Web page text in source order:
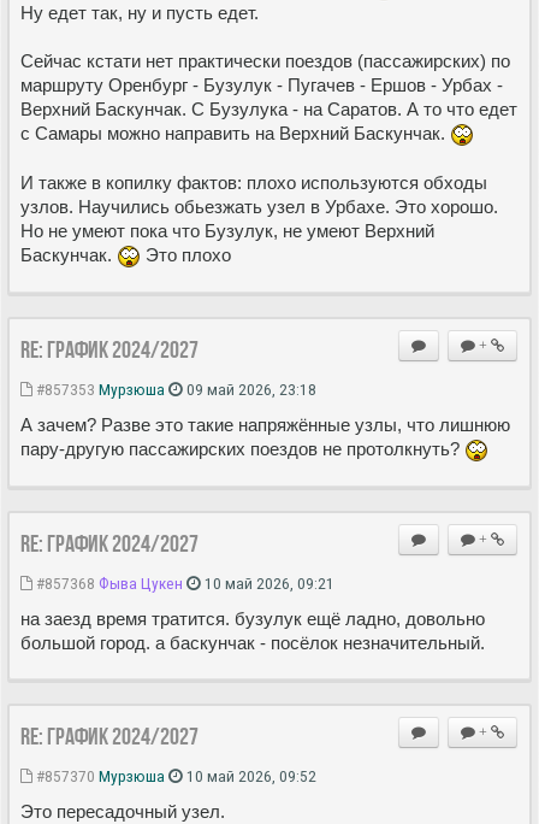
Ну едет так, ну и пусть едет.
Сейчас кстати нет практически поездов (пассажирских) по
маршруту Оренбург - Бузулук - Пугачев - Ершов - Урбах -
Верхний Баскунчак. С Бузулука - на Саратов. А то что едет
с Самары можно направить на Верхний Баскунчак.
И также в копилку фактов: плохо используются обходы
узлов. Научились обьезжать узел в Урбахе. Это хорошо.
Но не умеют пока что Бузулук, не умеют Верхний
Баскунчак.
Это плохо
+
Re: ГРАФИК 2024/2027
#857353 Мурзюша 09 май 2026, 23:18
А зачем? Разве это такие напряжённые узлы, что лишнюю
пару-другую пассажирских поездов не протолкнуть?
+
Re: ГРАФИК 2024/2027
#857368 Фыва Цукен 10 май 2026, 09:21
на заезд время тратится. бузулук ещё ладно, довольно
большой город. а баскунчак - посёлок незначительный.
+
Re: ГРАФИК 2024/2027
#857370 Мурзюша 10 май 2026, 09:52
Это пересадочный узел.